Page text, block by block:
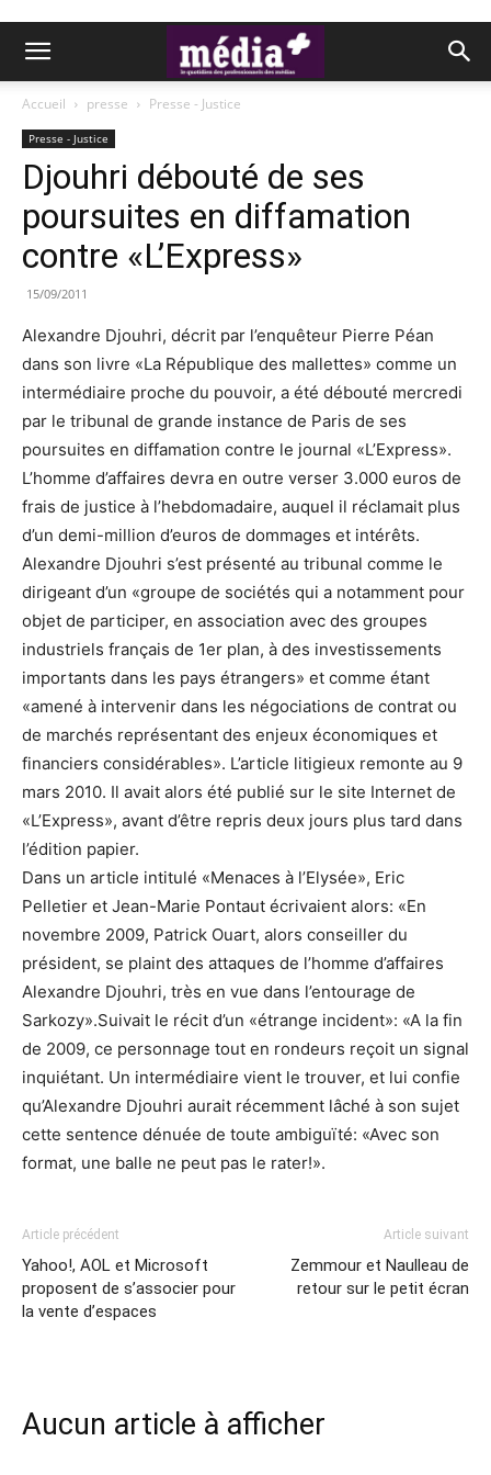
Accueil presse Presse - Justice
Presse - Justice
Djouhri débouté de ses
poursuites en diffamation
contre «L’Express»
15/09/2011
Alexandre Djouhri, décrit par l’enquêteur Pierre Péan
dans son livre «La République des mallettes» comme un
intermédiaire proche du pouvoir, a été débouté mercredi
par le tribunal de grande instance de Paris de ses
poursuites en diffamation contre le journal «L’Express».
L’homme d’affaires devra en outre verser 3.000 euros de
frais de justice à l’hebdomadaire, auquel il réclamait plus
d’un demi-million d’euros de dommages et intérêts.
Alexandre Djouhri s’est présenté au tribunal comme le
dirigeant d’un «groupe de sociétés qui a notamment pour
objet de participer, en association avec des groupes
industriels français de 1er plan, à des investissements
importants dans les pays étrangers» et comme étant
«amené à intervenir dans les négociations de contrat ou
de marchés représentant des enjeux économiques et
financiers considérables». L’article litigieux remonte au 9
mars 2010. Il avait alors été publié sur le site Internet de
«L’Express», avant d’être repris deux jours plus tard dans
l’édition papier.
Dans un article intitulé «Menaces à l’Elysée», Eric
Pelletier et Jean-Marie Pontaut écrivaient alors: «En
novembre 2009, Patrick Ouart, alors conseiller du
président, se plaint des attaques de l’homme d’affaires
Alexandre Djouhri, très en vue dans l’entourage de
Sarkozy».Suivait le récit d’un «étrange incident»: «A la fin
de 2009, ce personnage tout en rondeurs reçoit un signal
inquiétant. Un intermédiaire vient le trouver, et lui confie
qu’Alexandre Djouhri aurait récemment lâché à son sujet
cette sentence dénuée de toute ambiguïté: «Avec son
format, une balle ne peut pas le rater!».
Article précédent
Yahoo!, AOL et Microsoft
proposent de s’associer pour
la vente d’espaces
Article suivant
Zemmour et Naulleau de
retour sur le petit écran
Aucun article à afficher